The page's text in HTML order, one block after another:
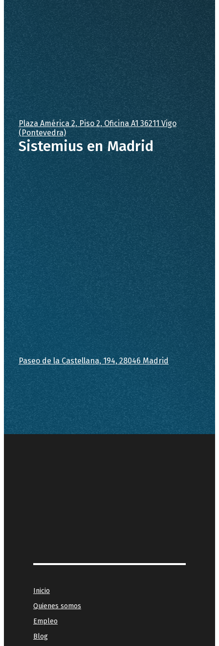
Plaza América 2, Piso 2, Oficina A1 36211 Vigo
(Pontevedra)
Sistemius en Madrid
Paseo de la Castellana, 194, 28046 Madrid
Inicio
Quienes somos
Empleo
Blog